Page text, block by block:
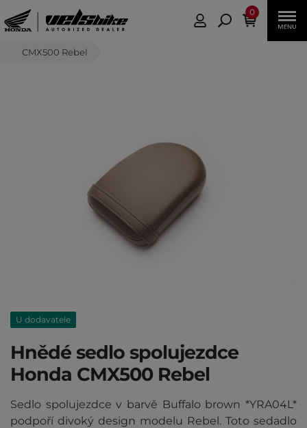
0
CMX500 Rebel
U dodavatele
Hnědé sedlo spolujezdce
Honda CMX500 Rebel
Sedlo spolujezdce v barvě Buffalo brown *YRA04L*
podpoří divoký design modelu Rebel. Toto sedadlo